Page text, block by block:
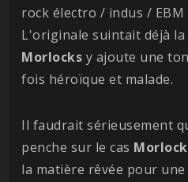
rock électro / indus / EBM
L'originale suintait déjà
Morlocks y ajoute une
fois héroïque et malade.
Il faudrait sérieusement
penche sur le cas
la matière rêvée pour une